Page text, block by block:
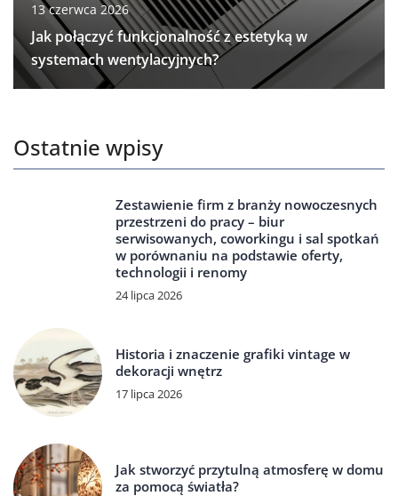
13 czerwca 2026
Jak połączyć funkcjonalność z estetyką w
systemach wentylacyjnych?
Ostatnie wpisy
Zestawienie firm z branży nowoczesnych
przestrzeni do pracy – biur
serwisowanych, coworkingu i sal spotkań
w porównaniu na podstawie oferty,
technologii i renomy
24 lipca 2026
Historia i znaczenie grafiki vintage w
dekoracji wnętrz
17 lipca 2026
Jak stworzyć przytulną atmosferę w domu
za pomocą światła?